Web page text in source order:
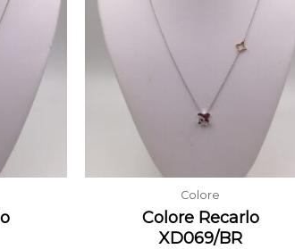
900,00€.
Colore
Colore Recarlo
XD069/BR
1.059,00€.